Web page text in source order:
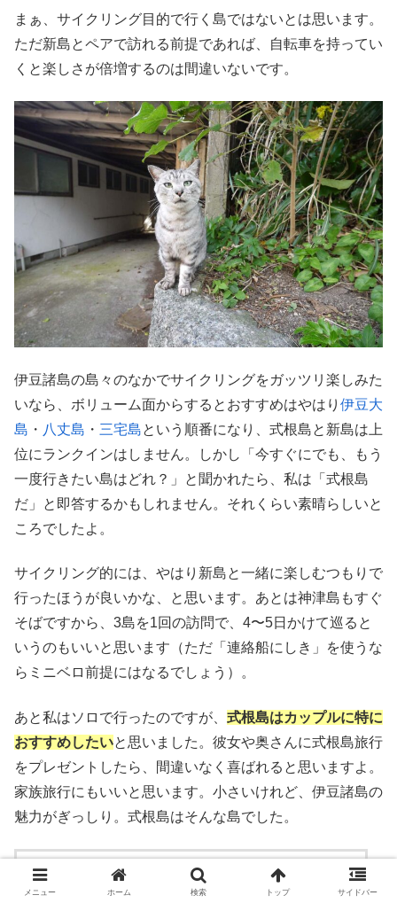
まぁ、サイクリング目的で行く島ではないとは思います。
ただ新島とペアで訪れる前提であれば、自転車を持ってい
くと楽しさが倍増するのは間違いないです。
伊豆諸島の島々のなかでサイクリングをガッツリ楽しみた
いなら、ボリューム面からするとおすすめはやはり 伊豆大
島 ・ 八丈島 ・ 三宅島という順番になり、式根島と新島は上
位にランクインはしません。しかし「今すぐにでも、もう
一度行きたい島はどれ？」と聞かれたら、私は「式根島
だ」と即答するかもしれません。それくらい素晴らしいと
ころでしたよ。
サイクリング的には、やはり新島と一緒に楽しむつもりで
行ったほうが良いかな、と思います。あとは神津島もすぐ
そばですから、3島を1回の訪問で、4〜5日かけて巡ると
いうのもいいと思います（ただ「連絡船にしき」を使うな
らミニベロ前提にはなるでしょう）。
あと私はソロで行ったのですが、 式根島はカップルに特に
おすすめしたいと思いました。彼女や奥さんに式根島旅行
をプレゼントしたら、間違いなく喜ばれると思いますよ。
家族旅行にもいいと思います。小さいけれど、伊豆諸島の
魅力がぎっしり。式根島はそんな島でした。
トランスアルパイン 24 ブラック
deuter(ドイター)
メニュー ホーム 検索 トップ サイドバー